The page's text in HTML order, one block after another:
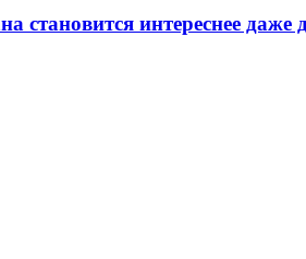
становится интереснее